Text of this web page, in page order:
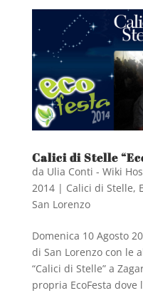
Calici di Stelle
da Ulia Conti - Wiki
2014| Calici di Stelle,
San Lorenzo
Domenica 10 Agosto
di San Lorenzo con le
“Calici di Stelle” a
propria EcoFesta dove